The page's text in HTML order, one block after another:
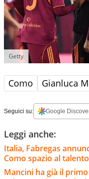
Getty
Como Gianluca
Seguici su: Google
Leggi anche:
Italia, Fabregas
Como spazio al
Mancini ha già il